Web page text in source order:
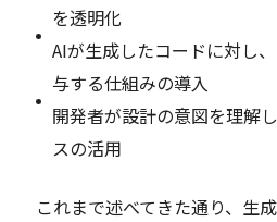
を透明化
AIが生成したコードに対し
与する仕組みの導入
開発者が設計の意図を理解
スの活用
これまで述べてきた通り、生